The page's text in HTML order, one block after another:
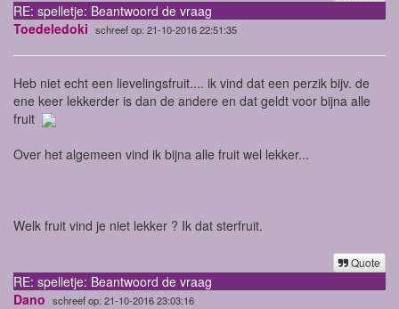
RE: spelletje: Beantwoord de vraag
Toedeledoki schreef op: 21-10-2016 22:51:35
Heb niet echt een lievelingsfruit.... ik vind dat een perzik bijv. de
ene keer lekkerder is dan de andere en dat geldt voor bijna alle
fruit
Over het algemeen vind ik bijna alle fruit wel lekker...
Welk fruit vind je niet lekker ? Ik dat sterfruit.
Quote
RE: spelletje: Beantwoord de vraag
Dano schreef op: 21-10-2016 23:03:16